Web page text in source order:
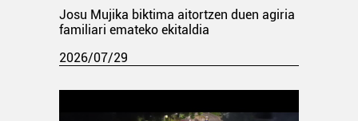
Josu Mujika biktima aitortzen duen agiria
familiari emateko ekitaldia
2026/07/29